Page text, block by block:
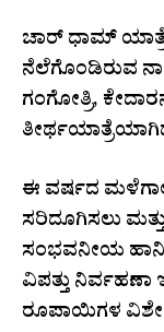
ಚಾರ್ ಧಾಮ್
ನೆಲೆಗೊಂಡಿರುವ
ಗಂಗೋತ್ರಿ,
ಈ ವರ್ಷದ
ಸರಿದೂಗಿಸಲು
ಸಂಭವನೀಯ
ವಿಪತ್ತು ನಿರ್ವಹಣಾ
ರೂಪಾಯಿಗಳ